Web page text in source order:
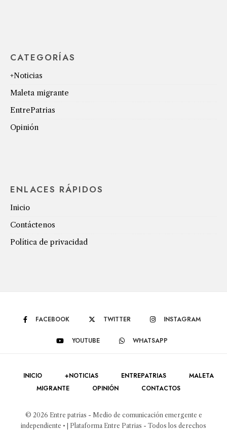
CATEGORÍAS
+Noticias
Maleta migrante
EntrePatrias
Opinión
ENLACES RÁPIDOS
Inicio
Contáctenos
Política de privacidad
FACEBOOK TWITTER INSTAGRAM
YOUTUBE WHATSAPP
INICIO +NOTICIAS ENTREPATRIAS
MALETA
MIGRANTE
OPINIÓN CONTACTOS
© 2026 Entre patrias - Medio de comunicación emergente e
independiente • | Plataforma Entre Patrias - Todos los derechos